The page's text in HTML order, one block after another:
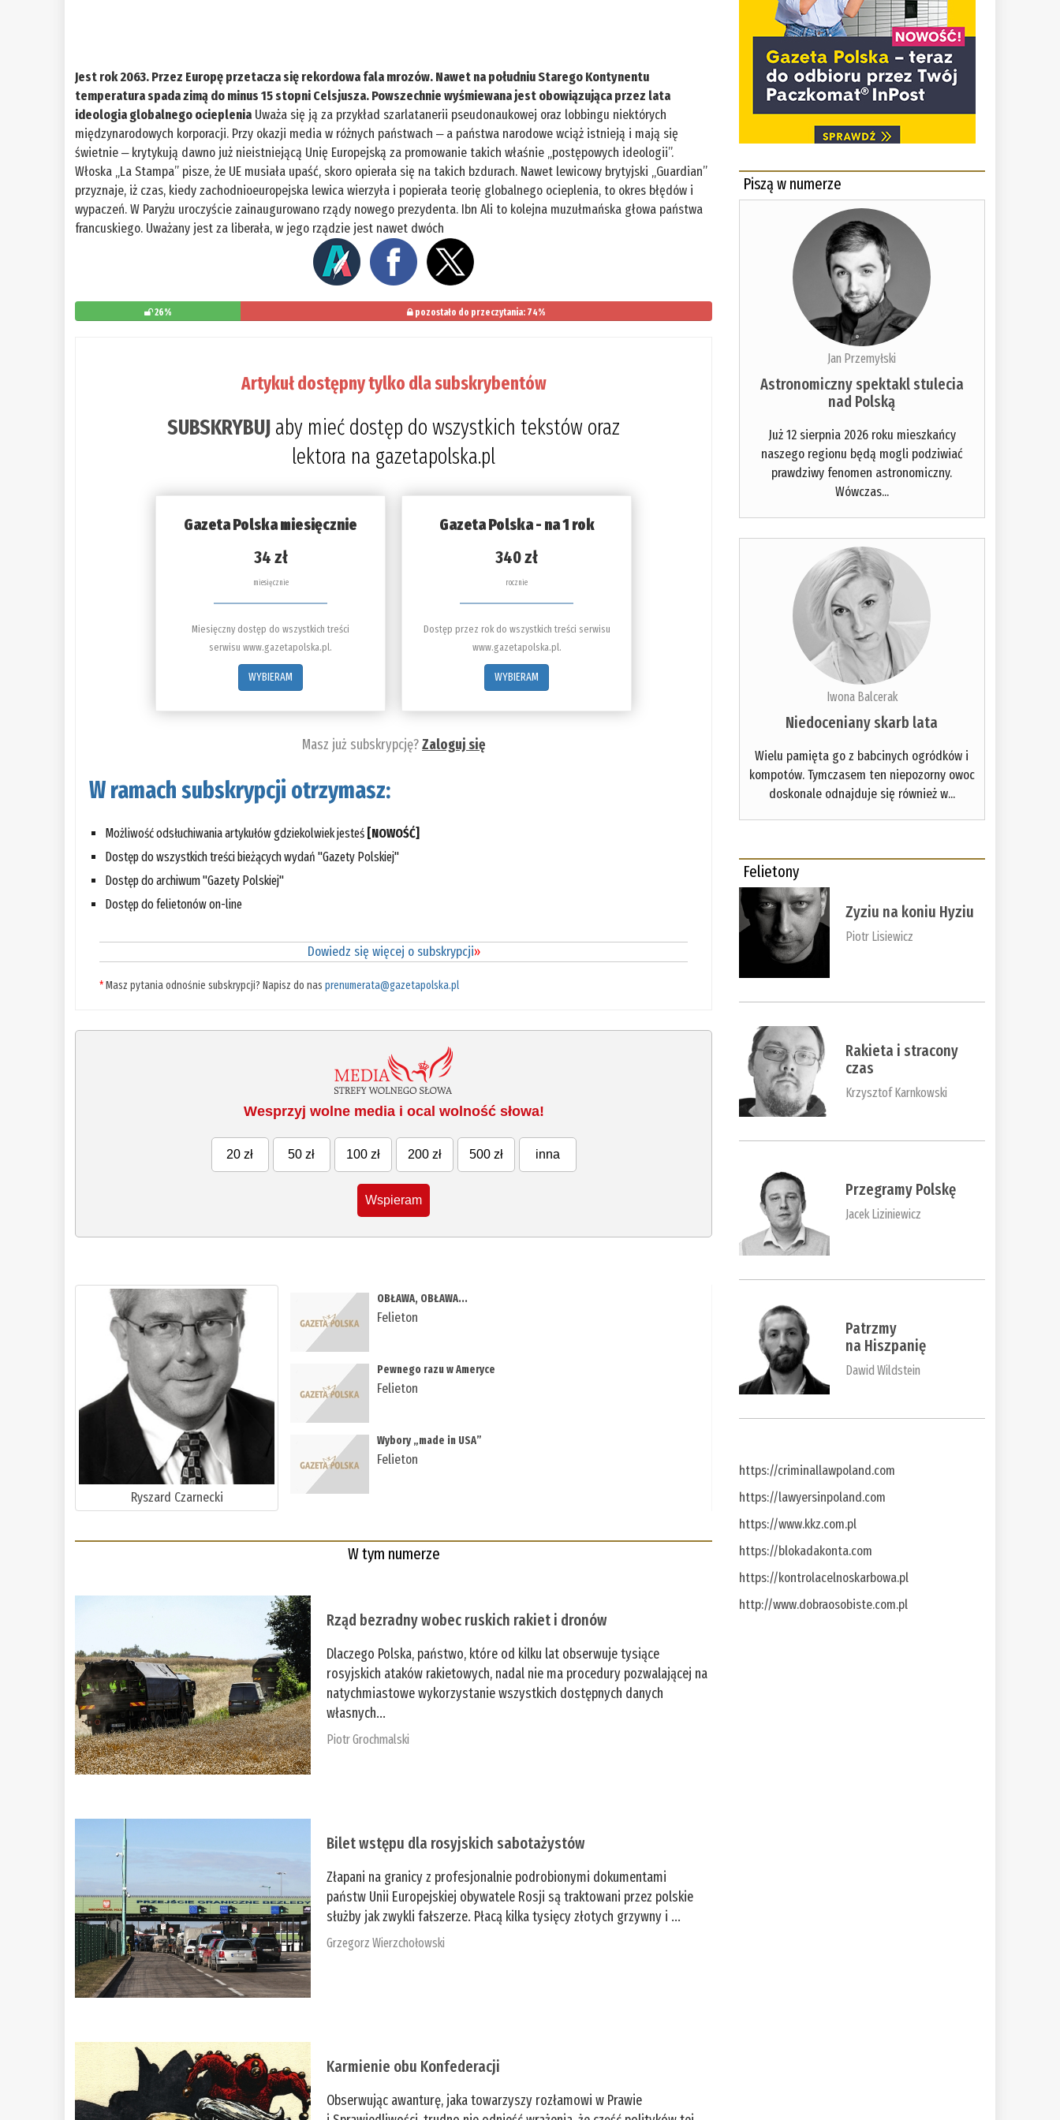
Jest rok 2063. Przez Europę przetacza się rekordowa fala mrozów. Nawet na południu Starego Kontynentu
temperatura spada zimą do minus 15 stopni Celsjusza. Powszechnie wyśmiewana jest obowiązująca przez lata
ideologia globalnego ocieplenia Uważa się ją za przykład szarlatanerii pseudonaukowej oraz lobbingu niektórych
międzynarodowych korporacji. Przy okazji media w różnych państwach ‒ a państwa narodowe wciąż istnieją i mają się
świetnie ‒ krytykują dawno już nieistniejącą Unię Europejską za promowanie takich właśnie „postępowych ideologii”.
Włoska „La Stampa” pisze, że UE musiała upaść, skoro opierała się na takich bzdurach. Nawet lewicowy brytyjski „Guardian”
przyznaje, iż czas, kiedy zachodnioeuropejska lewica wierzyła i popierała teorię globalnego ocieplenia, to okres błędów i
wypaczeń. W Paryżu uroczyście zainaugurowano rządy nowego prezydenta. Ibn Ali to kolejna muzułmańska głowa państwa
francuskiego. Uważany jest za liberała, w jego rządzie jest nawet dwóch
26% pozostało do przeczytania: 74%
Artykuł dostępny tylko dla subskrybentów
SUBSKRYBUJ aby mieć dostęp do wszystkich tekstów oraz
lektora na gazetapolska.pl
Gazeta Polska miesięcznie
34 zł
miesięcznie
Miesięczny dostęp do wszystkich treści
serwisu www.gazetapolska.pl.
WYBIERAM
Gazeta Polska - na 1 rok
340 zł
rocznie
Dostęp przez rok do wszystkich treści serwisu
www.gazetapolska.pl.
WYBIERAM
Masz już subskrypcję?Zaloguj się
W ramach subskrypcji otrzymasz:
Możliwość odsłuchiwania artykułów gdziekolwiek jesteś [NOWOŚĆ]
Dostęp do wszystkich treści bieżących wydań "Gazety Polskiej"
Dostęp do archiwum "Gazety Polskiej"
Dostęp do felietonów on-line
Dowiedz się więcej o subskrypcji»
*Masz pytania odnośnie subskrypcji? Napisz do nasprenumerata@gazetapolska.pl
Wesprzyj wolne media i ocal wolność słowa!
20 zł 50 zł 100 zł 200 zł 500 zł inna
Wspieram
Ryszard Czarnecki
OBŁAWA, OBŁAWA...
Felieton
Pewnego razu w Ameryce
Felieton
Wybory „made in USA”
Felieton
W tym numerze
Rząd bezradny wobec ruskich rakiet i dronów
Dlaczego Polska, państwo, które od kilku lat obserwuje tysiące
rosyjskich ataków rakietowych, nadal nie ma procedury pozwalającej na
natychmiastowe wykorzystanie wszystkich dostępnych danych
własnych...
Piotr Grochmalski
Bilet wstępu dla rosyjskich sabotażystów
Złapani na granicy z profesjonalnie podrobionymi dokumentami
państw Unii Europejskiej obywatele Rosji są traktowani przez polskie
służby jak zwykli fałszerze. Płacą kilka tysięcy złotych grzywny i ...
Grzegorz Wierzchołowski
Karmienie obu Konfederacji
Obserwując awanturę, jaka towarzyszy rozłamowi w Prawie
Piszą w numerze
Jan Przemyłski
Astronomiczny spektakl stulecia
nad Polską
Już 12 sierpnia 2026 roku mieszkańcy
naszego regionu będą mogli podziwiać
prawdziwy fenomen astronomiczny.
Wówczas...
Iwona Balcerak
Niedoceniany skarb lata
Wielu pamięta go z babcinych ogródków i
kompotów. Tymczasem ten niepozorny owoc
doskonale odnajduje się również w...
Felietony
Zyziu na koniu Hyziu
Piotr Lisiewicz
Rakieta i stracony
czas
Krzysztof Karnkowski
Przegramy Polskę
Jacek Liziniewicz
Patrzmy
na Hiszpanię
Dawid Wildstein
https://criminallawpoland.com
https://lawyersinpoland.com
https://www.kkz.com.pl
https://blokadakonta.com
https://kontrolacelnoskarbowa.pl
http://www.dobraosobiste.com.pl